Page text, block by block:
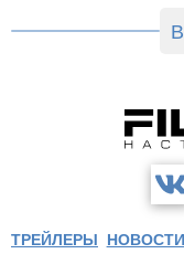
ТРЕЙЛЕРЫ НОВОСТИ